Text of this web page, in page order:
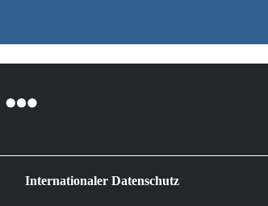
Internationaler Datenschutz